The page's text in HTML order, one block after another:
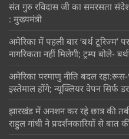
संत गुरु रविदास जी का समरसता
: मुख्यमंत्री
अमेरिका में पहली बार ‘बर्थ टूरिज्म’
नागरिकता नहीं मिलेगी; ट्रम्प बोले-
अमेरिका परमाणु नीति बदल
इस्तेमाल होंगे; न्यूक्लियर वेपन सिर्फ
झारखंड में अनशन कर रहे छात्र की
राहुल गांधी ने प्रदर्शनकारियों से